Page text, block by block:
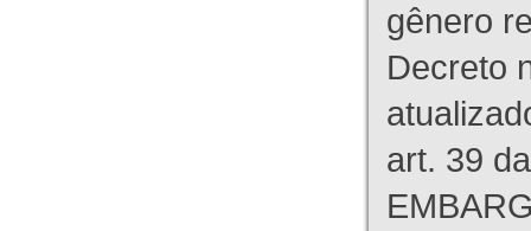
gênero
Decreto
art. 39